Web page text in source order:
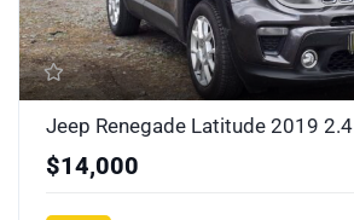
Jeep Renegade Latitude 2019 2.4
$14,000